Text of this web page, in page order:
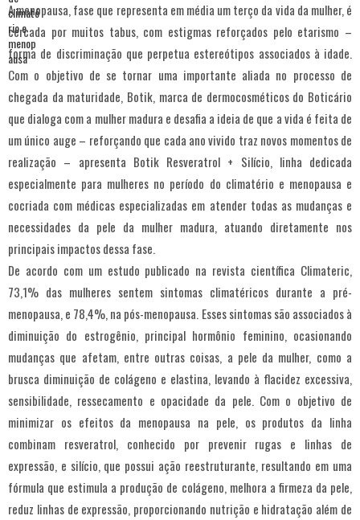
A menopausa, fase que representa em média um terço da vida da mulher, é
cercada por muitos tabus, com estigmas reforçados pelo etarismo –
forma de discriminação que perpetua estereótipos associados à idade.
Com o objetivo de se tornar uma importante aliada no processo de
chegada da maturidade, Botik, marca de dermocosméticos do Boticário
que dialoga com a mulher madura e desafia a ideia de que a vida é feita de
um único auge – reforçando que cada ano vivido traz novos momentos de
realização – apresenta Botik Resveratrol + Silício, linha dedicada
especialmente para mulheres no período do climatério e menopausa e
cocriada com médicas especializadas em atender todas as mudanças e
necessidades da pele da mulher madura, atuando diretamente nos
principais impactos dessa fase.
De acordo com um estudo publicado na revista científica Climateric,
73,1% das mulheres sentem sintomas climatéricos durante a pré-
menopausa, e 78,4%, na pós-menopausa. Esses sintomas são associados à
diminuição do estrogênio, principal hormônio feminino, ocasionando
mudanças que afetam, entre outras coisas, a pele da mulher, como a
brusca diminuição de colágeno e elastina, levando à flacidez excessiva,
sensibilidade, ressecamento e opacidade da pele. Com o objetivo de
minimizar os efeitos da menopausa na pele, os produtos da linha
combinam resveratrol, conhecido por prevenir rugas e linhas de
expressão, e silício, que possui ação reestruturante, resultando em uma
fórmula que estimula a produção de colágeno, melhora a firmeza da pele,
reduz linhas de expressão, proporcionando nutrição e hidratação além de